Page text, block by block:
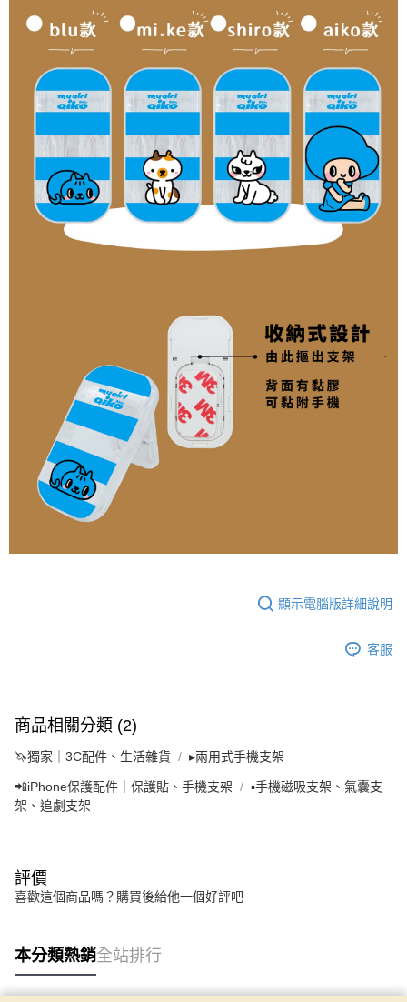
顯示電腦版詳細說明
客服
商品相關分類 (2)
🦄獨家｜3C配件、生活雜貨 ▸兩用式手機支架
📲iPhone保護配件｜保護貼、手機支架
▪手機磁吸支架、氣囊支
架、追劇支架
評價
喜歡這個商品嗎？購買後給他一個好評吧
本分類熱銷全站排行